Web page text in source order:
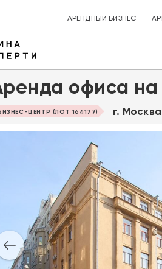
АРЕНДНЫЙ БИЗНЕС
офиса на
ЦЕНТР (ЛОТ 164177) г.